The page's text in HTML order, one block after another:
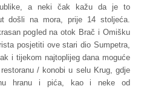
a neki čak kažu da je to
došli na mora, prije 14 stoljeća.
pogled na otok Brač i Omišku
posjetiti ove stari dio Sumpetra,
i tijekom najtoplijeg dana moguće
/ konobi u selu Krug, gdje
hranu i pića, kao i neke od